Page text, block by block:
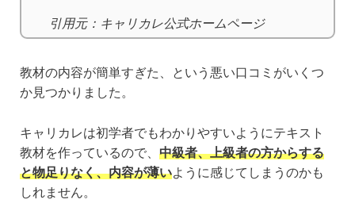
引用元：キャリカレ公式ホームページ
教材の内容が簡単すぎた、という悪い口コミがいくつ
か見つかりました。
キャリカレは初学者でもわかりやすいようにテキスト
教材を作っているので、 中級者、上級者の方からする
と物足りなく、内容が薄いように感じてしまうのかも
しれません。